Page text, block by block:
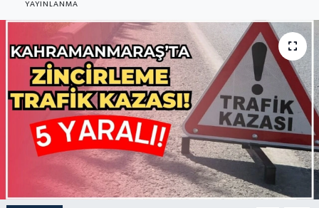
YAYINLANMA
EĞİTİM
İLÇE HABERLERİ
KÜLTÜR-SANAT
KSÜ
DÜNYA
ROPORTAJ
Haber Arşivi